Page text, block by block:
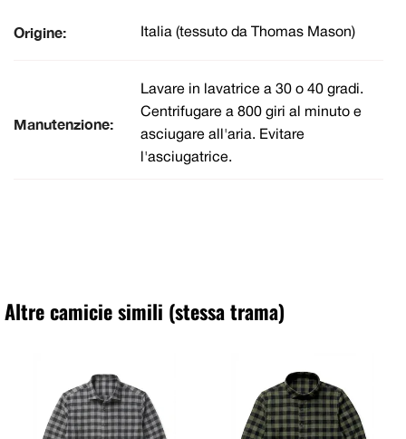
Origine: Italia (tessuto da Thomas Mason)
Manutenzione:
Lavare in lavatrice a 30 o 40 gradi.
Centrifugare a 800 giri al minuto e
asciugare all'aria. Evitare
l'asciugatrice.
Altre camicie simili (stessa trama)